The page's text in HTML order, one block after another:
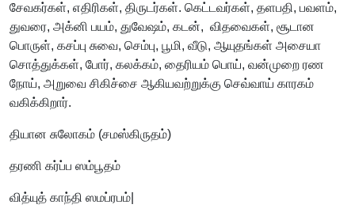
சேவகர்கள், எதிரிகள், திருடர்கள். கெட்டவர்கள், தளபதி, பவளம்,
துவரை, அக்னி பயம், துவேஷம், கடன், விதவைகள், சூடான
பொருள், கசப்பு சுவை, செம்பு, பூமி, வீடு, ஆயுதங்கள் அசையா
சொத்துக்கள், போர், கலக்கம், தைரியம் பொய், வன்முறை ரண
நோய், அறுவை சிகிச்சை ஆகியவற்றுக்கு செவ்வாய் காரகம்
வகிக்கிறார்.
தியான சுலோகம் (சமஸ்கிருதம்)
தரணி கர்ப்ப ஸம்பூதம்
வித்யுத் காந்தி ஸமப்ரபம்|